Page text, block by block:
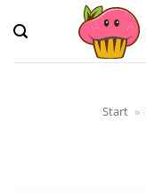
Inhalt
springen
Start »